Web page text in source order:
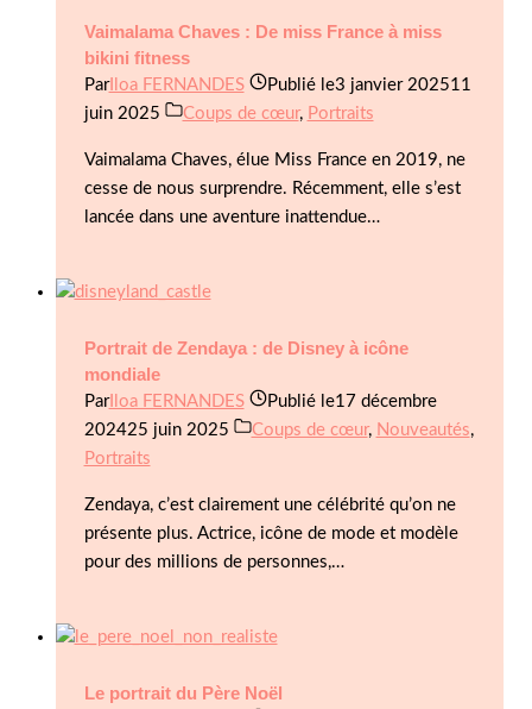
Vaimalama Chaves : De miss France à miss
bikini fitness
ParIloa FERNANDES Publié le3 janvier 202511
juin 2025
Coups de cœur, Portraits
Vaimalama Chaves, élue Miss France en 2019, ne
cesse de nous surprendre. Récemment, elle s’est
lancée dans une aventure inattendue…
Portrait de Zendaya : de Disney à icône
mondiale
ParIloa FERNANDES Publié le17 décembre
202425 juin 2025 Coups de cœur, Nouveautés,
Portraits
Zendaya, c’est clairement une célébrité qu’on ne
présente plus. Actrice, icône de mode et modèle
pour des millions de personnes,…
Le portrait du Père Noël